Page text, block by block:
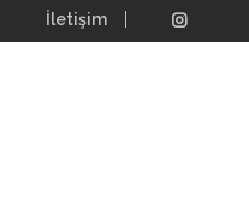
İletişim